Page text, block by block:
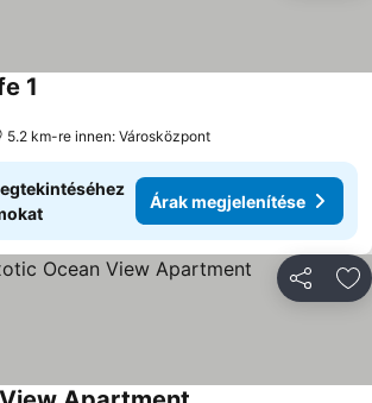
1
5.2 km-re innen: Városközpont
Árak megjelenítése